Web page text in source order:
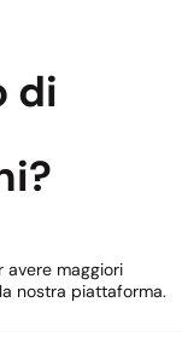
di
avere maggiori
nostra piattaforma.